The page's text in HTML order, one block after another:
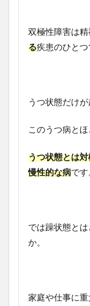
双極性障害は
る疾患のひとつ
うつ状態だけ
このうつ病と
うつ状態とは
慢性的な病です
では躁状態と
か。
家庭や仕事に